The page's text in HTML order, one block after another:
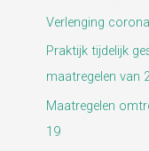
Verlenging
Praktijk tijdelijk
maatregelen van
Maatregelen
19